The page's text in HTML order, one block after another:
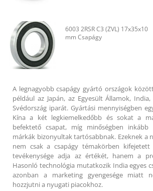
6003 2RSR C3 (ZVL) 17x35x10
mm Csapágy
A legnagyobb csapágy gyártó országok
például az Japán, az Egyesült Államok,
Svédország iparát. Gyártási mennyiségben
Kína a két legkiemelkedőbb és sokat a
befektető csapat, míg minőségben
márkák bizonyultak tartósabbnak. Ezeknek a
nem csak a csapágy témakörben kifejetett
tevékenysége adja az értékét, hanem a
Hasonló technológia mutatkozik India egyes
azonban a marketing gyengesége miatt
hozzjutni a nyugati piacokhoz.